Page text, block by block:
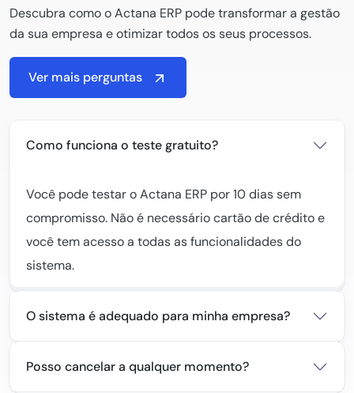
Descubra como o Actana ERP pode transformar a gestão
da sua empresa e otimizar todos os seus processos.
Ver mais perguntas
Como funciona o teste gratuito?
Você pode testar o Actana ERP por 10 dias sem
compromisso. Não é necessário cartão de crédito e
você tem acesso a todas as funcionalidades do
sistema.
O sistema é adequado para minha empresa?
Posso cancelar a qualquer momento?